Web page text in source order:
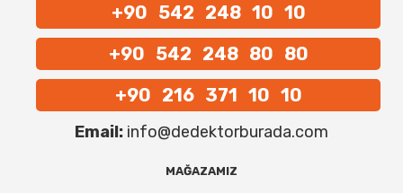
+90 542 248 10 10
+90 542 248 80 80
+90 216 371 10 10
Email: info@dedektorburada.com
MAĞAZAMIZ